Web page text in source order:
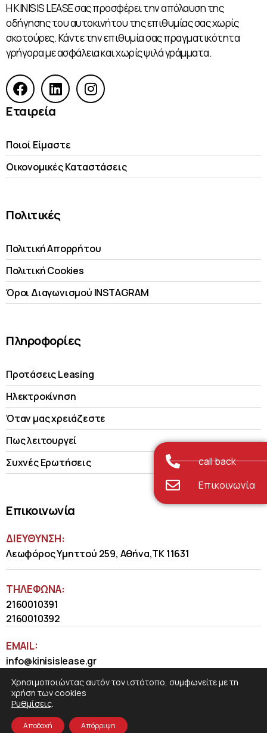
Η KINISIS LEASE σας προσφέρει την απόλαυση της
οδήγησης του αυτοκινήτου της επιθυμίας σας χωρίς
σκοτούρες. Κάντε την επιθυμία σας πραγματικότητα
γρήγορα με ασφάλεια και χωρίς ψιλά γράμματα.
Εταιρεία
Ποιοί Είμαστε
Οικονομικές Kαταστάσεις
Πολιτικές
Πολιτική Απορρήτου
Πολιτική Cookies
Όροι Διαγωνισμού INSTAGRAM
Πληροφορίες
Προτάσεις Leasing
Ηλεκτροκίνηση
Όταν μας χρειάζεστε
Πως λειτουργεί
Συχνές Ερωτήσεις
Επικοινωνία
ΔΙΕΥΘΥΝΣΗ:
Λεωφόρος Υμηττού 259, Αθήνα,ΤΚ 11631
ΤΗΛΈΦΩΝΑ:
2160010391
2160010392
EMAIL:
info@kinisislease.gr
call back
Επικοινωνία
Χρησιμοποιώντας αυτόν τον ιστότοπο, συμφωνείτε με τη
χρήση των cookies
Ρυθμίσεις.
Αποδοχή Απόρριψη